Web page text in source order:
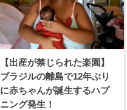
【出産が禁じられた楽園】
ブラジルの離島で12年ぶり
に赤ちゃんが誕生するハプ
ニング発生！